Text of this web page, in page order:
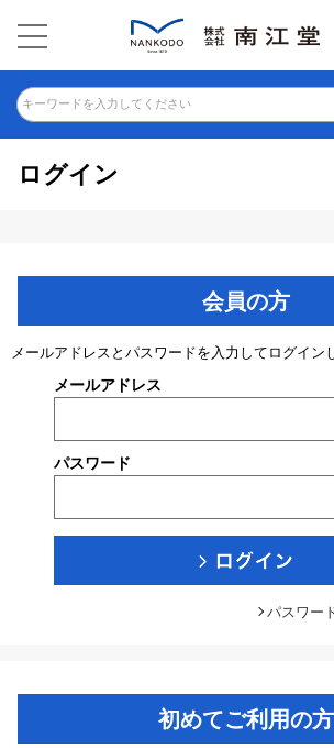
キーワードを入力してください
ログイン
会員の方
メールアドレスとパスワードを入力してログイン
メールアドレス
パスワード
パスワー
初めてご利用の方